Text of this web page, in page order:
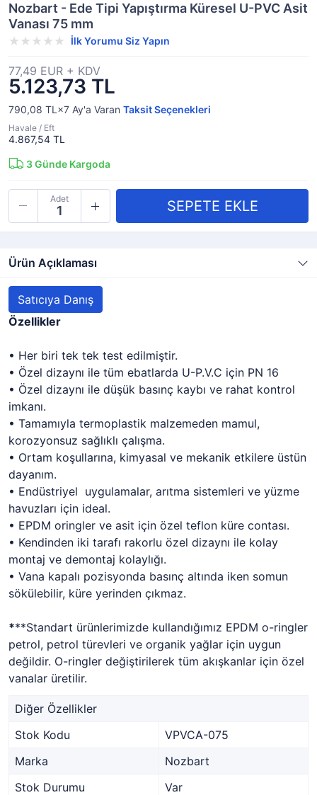
Nozbart - Ede Tipi Yapıştırma Küresel U-PVC Asit
Vanası 75 mm
İlk Yorumu Siz Yapın
5.123,73 TL
77,49 EUR + KDV
790,08 TL×7 Ay'a Varan Taksit Seçenekleri
Havale / Eft
4.867,54 TL
3Günde Kargoda
Adet
Ürün Açıklaması
Satıcıya Danış
Özellikler
• Her biri tek tek test edilmiştir.
• Özel dizaynı ile tüm ebatlarda U-P.V.C için PN 16
• Özel dizaynı ile düşük basınç kaybı ve rahat kontrol
imkanı.
• Tamamıyla termoplastik malzemeden mamul,
korozyonsuz sağlıklı çalışma.
• Ortam koşullarına, kimyasal ve mekanik etkilere üstün
dayanım.
• Endüstriyel uygulamalar, arıtma sistemleri ve yüzme
havuzları için ideal.
• EPDM oringler ve asit için özel teflon küre contası.
• Kendinden iki tarafı rakorlu özel dizaynı ile kolay
montaj ve demontaj kolaylığı.
• Vana kapalı pozisyonda basınç altında iken somun
sökülebilir, küre yerinden çıkmaz.
***Standart ürünlerimizde kullandığımız EPDM o-ringler
petrol, petrol türevleri ve organik yağlar için uygun
değildir. O-ringler değiştirilerek tüm akışkanlar için özel
vanalar üretilir.
Diğer Özellikler
Stok Kodu
VPVCA-075
Marka
Nozbart
Stok Durumu
Var